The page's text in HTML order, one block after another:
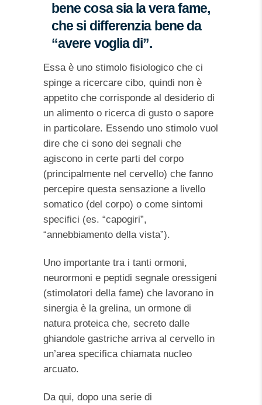
bene cosa sia la vera fame,
che si differenzia bene da
“avere voglia di”.
Essa è uno stimolo fisiologico che ci
spinge a ricercare cibo, quindi non è
appetito che corrisponde al desiderio di
un alimento o ricerca di gusto o sapore
in particolare. Essendo uno stimolo vuol
dire che ci sono dei segnali che
agiscono in certe parti del corpo
(principalmente nel cervello) che fanno
percepire questa sensazione a livello
somatico (del corpo) o come sintomi
specifici (es. “capogiri”,
“annebbiamento della vista”).
Uno importante tra i tanti ormoni,
neurormoni e peptidi segnale oressigeni
(stimolatori della fame) che lavorano in
sinergia è la grelina, un ormone di
natura proteica che, secreto dalle
ghiandole gastriche arriva al cervello in
un’area specifica chiamata nucleo
arcuato.
Da qui, dopo una serie di